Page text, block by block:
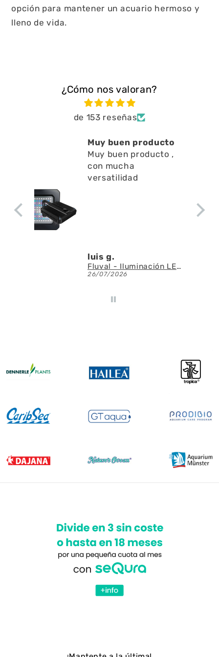
opción para mantener un acuario hermoso y
lleno de vida.
¿Cómo nos valoran?
de 153 reseñas
Muy buen producto
Muy buen producto ,
con mucha
versatilidad
luis g.
Fluval - Iluminación LED Nano Reef 4.0 de 25W
26/07/2026